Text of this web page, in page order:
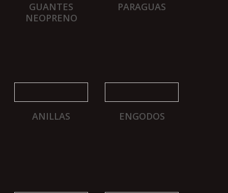
GUANTES
NEOPRENO
PARAGUAS
ANILLAS ENGODOS